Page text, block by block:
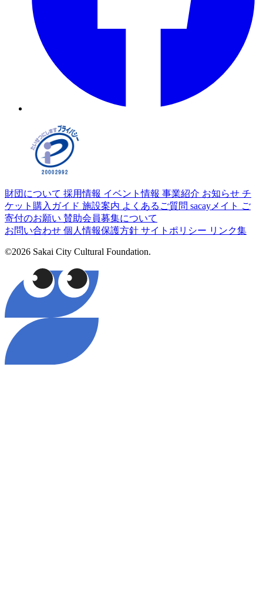
財団について 採用情報 イベント情報 事業紹介 お知らせ チ
ケット購入ガイド 施設案内 よくあるご質問 sacayメイト ご
寄付のお願い 賛助会員募集について
お問い合わせ 個人情報保護方針 サイトポリシー リンク集
©2026 Sakai City Cultural Foundation.